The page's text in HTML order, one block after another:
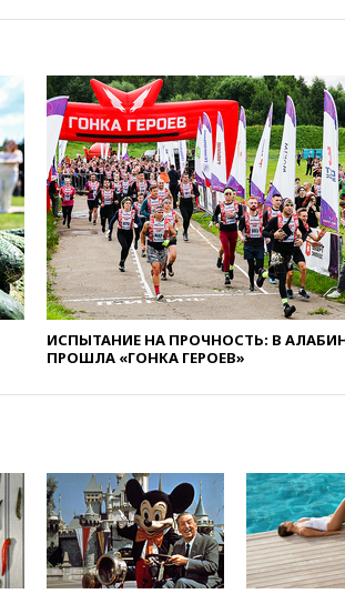
принципам ЕАЭС
удмуртской «Ижавиа»
попросили уволиться
08:51
Осужденный в
американец Гилман
находится при
08:22В
атакован склад
07:52В Таиланде
устроил стрельбу в
есть жертвы
07:00Лесной пожар в
километрах от
здоровью детей
05:51
Трамп
против «родильного
в США
04:00
Суд взыскал
ИСПЫТАНИЕ НА ПРОЧНОСТЬ: В
ПРОШЛА «ГОНКА ГЕРОЕВ»